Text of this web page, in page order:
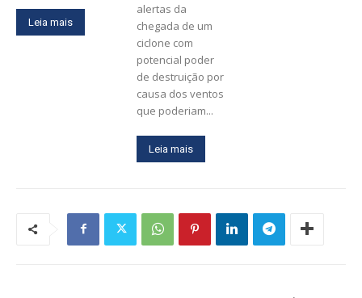
Leia mais
alertas da
chegada de um
ciclone com
potencial poder
de destruição por
causa dos ventos
que poderiam...
Leia mais